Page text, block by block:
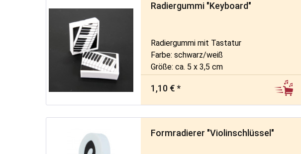
Radiergummi "Keyboard"
Radiergummi mit Tastatur
Farbe: schwarz/weiß
Größe: ca. 5 x 3,5 cm
1,10 € *
Formradierer "Violinschlüssel"